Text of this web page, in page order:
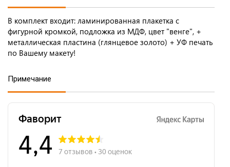
В комплект входит: ламинированная плакетка с
фигурной кромкой, подложка из МДФ, цвет "венге", +
металлическая пластина (глянцевое золото) + УФ печать
по Вашему макету!
Примечание